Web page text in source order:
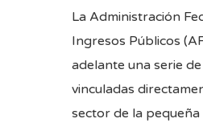
La Administración
Ingresos Públicos
adelante una serie
vinculadas
sector de la pequeña